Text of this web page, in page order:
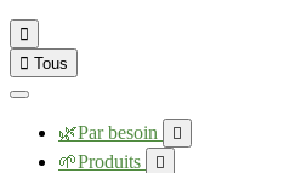

 Tous
🌿Par besoin 
🌱Produits 